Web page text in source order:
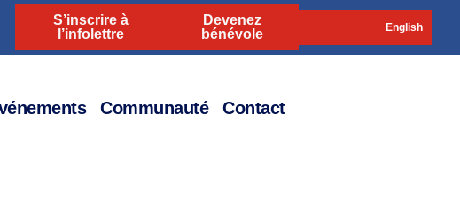
S’inscrire à
l’infolettre
Devenez
bénévole
English
Communauté Contact